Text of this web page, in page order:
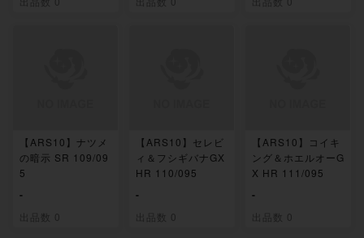
【ARS10】ナツメ
の暗示 SR 109/09
5
-
出品数 0
【ARS10】セレビ
ィ＆フシギバナGX
HR 110/095
-
出品数 0
【ARS10】コイキ
ング＆ホエルオーG
X HR 111/095
-
出品数 0